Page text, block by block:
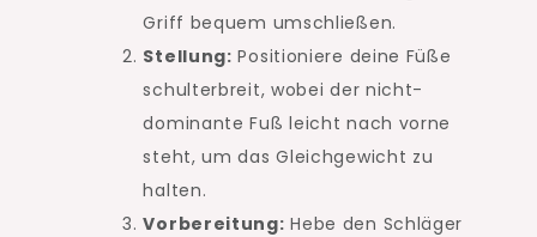
Griff bequem umschließen.
Stellung: Positioniere deine Füße
schulterbreit, wobei der nicht-
dominante Fuß leicht nach vorne
steht, um das Gleichgewicht zu
halten.
Vorbereitung: Hebe den Schläger